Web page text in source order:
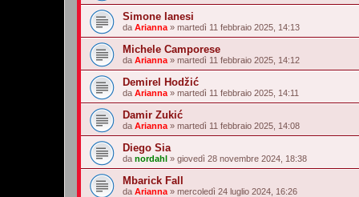
Simone Ianesi
da Arianna » martedì 11 febbraio 2025, 14:13
Michele Camporese
da Arianna » martedì 11 febbraio 2025, 14:12
Demirel Hodžić
da Arianna » martedì 11 febbraio 2025, 14:11
Damir Zukić
da Arianna » martedì 11 febbraio 2025, 14:08
Diego Sia
da nordahl » giovedì 28 novembre 2024, 18:38
Mbarick Fall
da Arianna » mercoledì 24 luglio 2024, 16:26